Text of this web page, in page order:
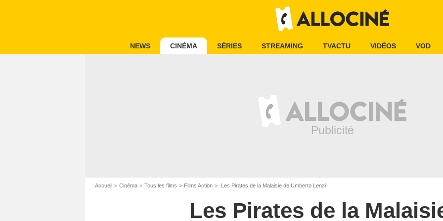
NEWS CINÉMA SÉRIES STREAMING TVACTU VIDÉOS VOD
Accueil Cinéma Tous les films Films Action Les Pirates de la Malaisie de Umberto Lenzi
Les Pirates de la